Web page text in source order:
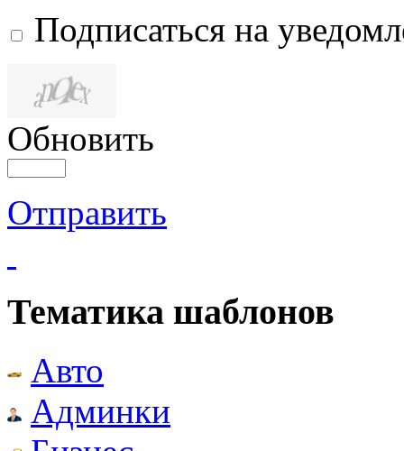
Подписаться на
Обновить
Отправить
Тематика шаблонов
Авто
Админки